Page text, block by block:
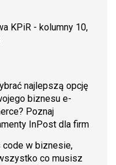
KPiR - kolumny 10,
najlepszą opcję
biznesu e-
Poznaj
InPost dla firm
code w biznesie,
co musisz